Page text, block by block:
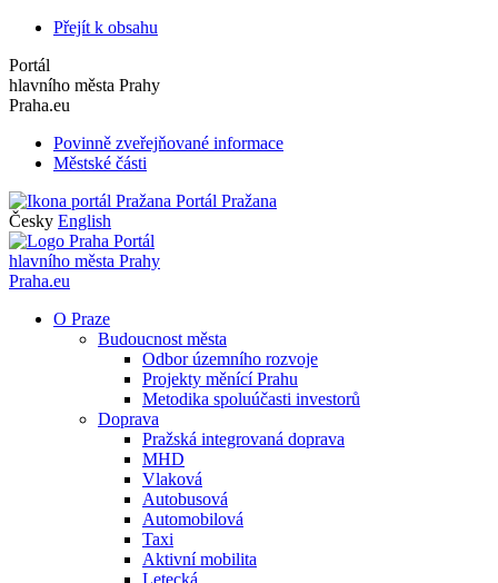
Přejít k obsahu
Portál
hlavního města Prahy
Praha.eu
Povinně zveřejňované informace
Městské části
Portál Pražana
Česky English
Portál
hlavního města Prahy
Praha.eu
O Praze
Budoucnost města
Odbor územního rozvoje
Projekty měnící Prahu
Metodika spoluúčasti investorů
Doprava
Pražská integrovaná doprava
MHD
Vlaková
Autobusová
Automobilová
Taxi
Aktivní mobilita
Letecká